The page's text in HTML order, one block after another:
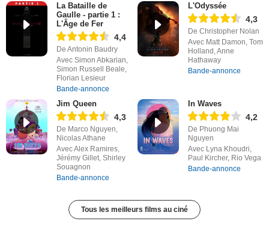
La Bataille de
Gaulle - partie 1 :
L'Âge de Fer
4,4
De Antonin Baudry
Avec Simon Abkarian,
Simon Russell Beale,
Florian Lesieur
Bande-annonce
L'Odyssée
4,3
De Christopher Nolan
Avec Matt Damon, Tom
Holland, Anne
Hathaway
Bande-annonce
Jim Queen
4,3
De Marco Nguyen,
Nicolas Athane
Avec Alex Ramires,
Jérémy Gillet, Shirley
Souagnon
Bande-annonce
In Waves
4,2
De Phuong Mai
Nguyen
Avec Lyna Khoudri,
Paul Kircher, Rio Vega
Bande-annonce
Tous les meilleurs films au ciné